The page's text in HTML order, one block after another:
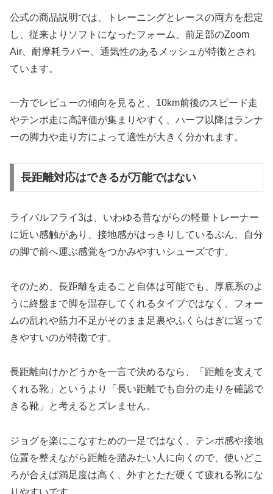
公式の商品説明では、トレーニングとレースの両方を想定
し、従来よりソフトになったフォーム、前足部のZoom
Air、耐摩耗ラバー、通気性のあるメッシュが特徴とされ
ています。
一方でレビューの傾向を見ると、10km前後のスピード走
やテンポ走に高評価が集まりやすく、ハーフ以降はランナ
ーの脚力や走り方によって適性が大きく分かれます。
長距離対応はできるが万能ではない
ライバルフライ3は、いわゆる昔ながらの軽量トレーナー
に近い感触があり、接地感がはっきりしているぶん、自分
の脚で前へ運ぶ感覚をつかみやすいシューズです。
そのため、長距離を走ること自体は可能でも、厚底系のよ
うに終盤まで脚を温存してくれるタイプではなく、フォー
ムの乱れや筋力不足がそのまま足裏やふくらはぎに返って
きやすいのが特徴です。
長距離向けかどうかを一言で決めるなら、「距離を支えて
くれる靴」というより「長い距離でも自分の走りを確認で
きる靴」と考えるとズレません。
ジョグを楽にこなすための一足ではなく、テンポ感や接地
位置を整えながら距離を踏みたい人に向くので、使いどこ
ろが合えば満足度は高く、外すとただ硬くて疲れる靴にな